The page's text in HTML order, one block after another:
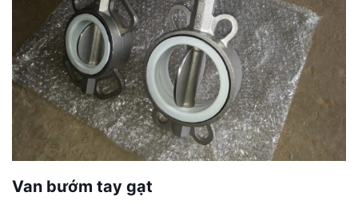
Van bướm tay gạt